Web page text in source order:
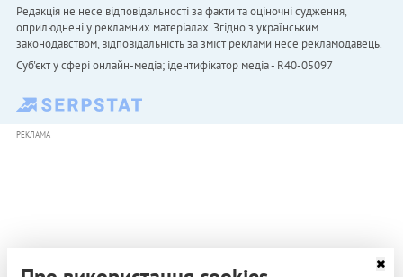
Редакція не несе відповідальності за факти та оціночні судження,
оприлюднені у рекламних матеріалах. Згідно з українським
законодавством, відповідальність за зміст реклами несе рекламодавець.
Cуб'єкт у сфері онлайн-медіа; ідентифікатор медіа - R40-05097
РЕКЛАМА